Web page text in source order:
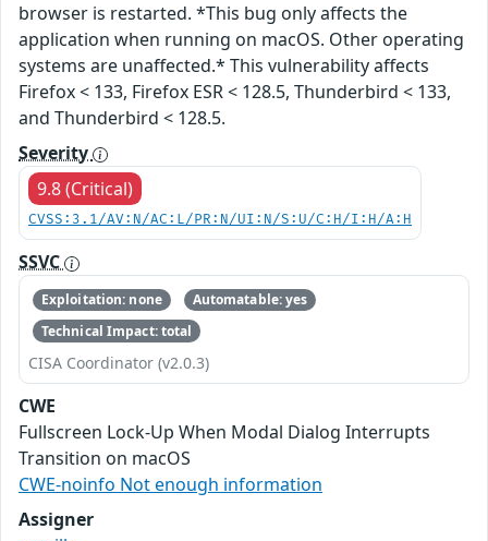
browser is restarted. *This bug only affects the
application when running on macOS. Other operating
systems are unaffected.* This vulnerability affects
Firefox < 133, Firefox ESR < 128.5, Thunderbird < 133,
and Thunderbird < 128.5.
Severity
9.8 (Critical)
CVSS:3.1/AV:N/AC:L/PR:N/UI:N/S:U/C:H/I:H/A:H
SSVC
Exploitation: none
Automatable: yes
Technical Impact: total
CISA Coordinator (v2.0.3)
CWE
Fullscreen Lock-Up When Modal Dialog Interrupts
Transition on macOS
CWE-noinfo Not enough information
Assigner